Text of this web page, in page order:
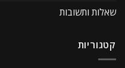
שאלות ותשובות
קטגוריות